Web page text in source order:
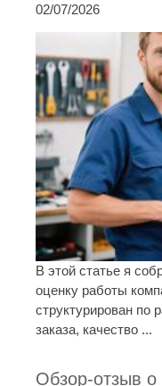
02/07/2026
В этой статье я
оценку работы
структурирован по
заказа, качество ...
Обзор-отзыв